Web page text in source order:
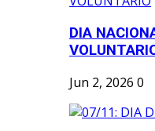
DIA
Jun 2, 2026 0